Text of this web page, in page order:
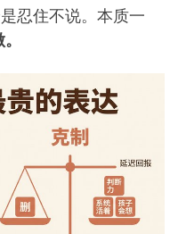
忍住不说。本质一